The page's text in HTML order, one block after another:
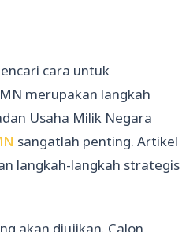
cara untuk
merupakan langkah
Usaha Milik Negara
sangatlah penting. Artikel
langkah-langkah strategis